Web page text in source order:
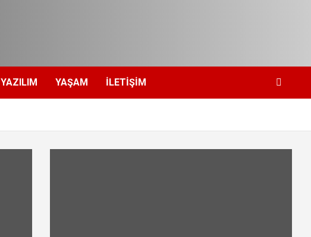
YAZILIM YAŞAM İLETIŞIM